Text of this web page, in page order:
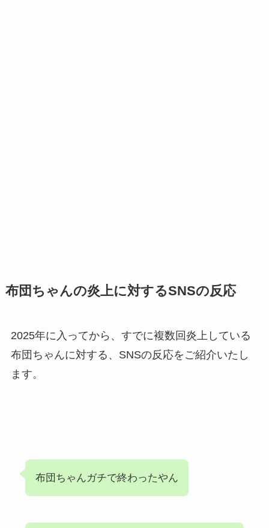
布団ちゃんの炎上に対するSNSの反応
2025年に入ってから、すでに複数回炎上している
布団ちゃんに対する、SNSの反応をご紹介いたし
ます。
布団ちゃんガチで終わったやん